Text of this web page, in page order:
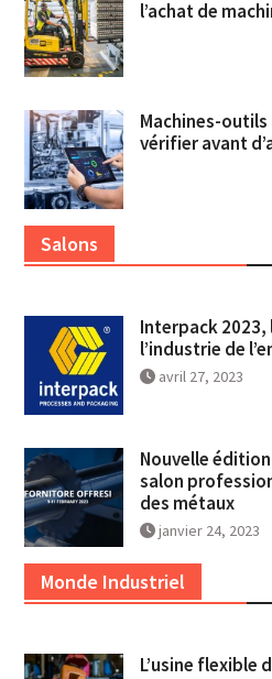
l’achat de
Machines-outils
vérifier avant
Salons
Interpack 2023,
l’industrie de
avril 27, 2023
Nouvelle
salon
des métaux
janvier 24, 2023
Monde Industriel
L’usine flexible